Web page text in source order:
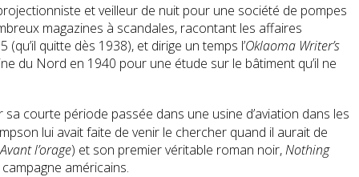
et veilleur de nuit pour une société de pompes
magazines à scandales, racontant les affaires
quitte dès 1938), et dirige un temps l’Oklaoma Writer’s
du Nord en 1940 pour une étude sur le bâtiment qu’il ne
courte période passée dans une usine d’aviation dans les
lui avait faite de venir le chercher quand il aurait de
Avant l’orage) et son premier véritable roman noir,Nothing
américains.